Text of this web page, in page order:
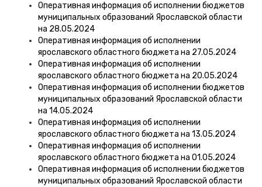
Оперативная информация об исполнении бюджетов
муниципальных образований Ярославской области
на 28.05.2024
Оперативная информация об исполнении
ярославского областного бюджета на 27.05.2024
Оперативная информация об исполнении
ярославского областного бюджета на 20.05.2024
Оперативная информация об исполнении бюджетов
муниципальных образований Ярославской области
на 14.05.2024
Оперативная информация об исполнении
ярославского областного бюджета на 13.05.2024
Оперативная информация об исполнении
ярославского областного бюджета на 01.05.2024
Оперативная информация об исполнении бюджетов
муниципальных образований Ярославской области